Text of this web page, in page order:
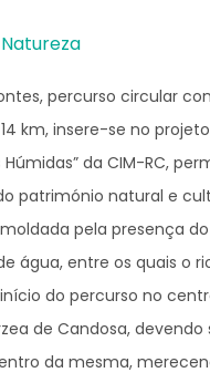
percurso circular
km, insere-se no
Húmidas” da CIM-RC,
património natural e
pela presença
água, entre os quais o
do percurso no
de Candosa,
da mesma,